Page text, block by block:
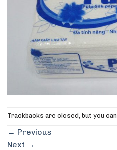
Trackbacks are closed, but you can
← Previous
Next →